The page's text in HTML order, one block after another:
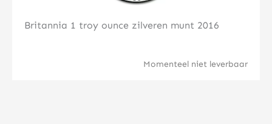
Britannia 1 troy ounce zilveren munt 2016
Momenteel niet leverbaar